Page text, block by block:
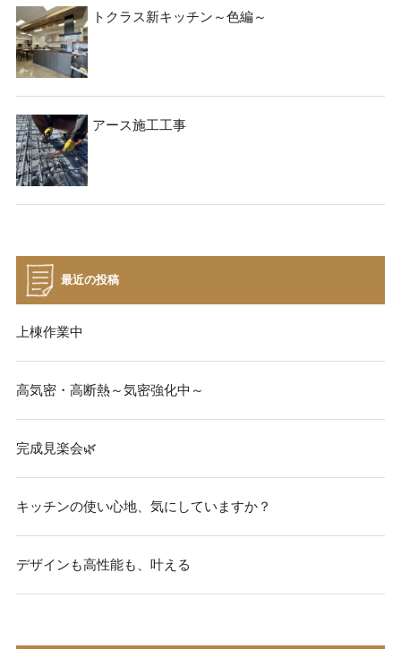
トクラス新キッチン～色編～
アース施工工事
最近の投稿
上棟作業中
高気密・高断熱～気密強化中～
完成見楽会🌿
キッチンの使い心地、気にしていますか？
デザインも高性能も、叶える